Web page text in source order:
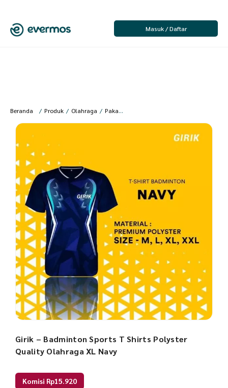
Masuk / Daftar
Beranda / Produk / Olahraga / Pakaian Olahraga
Girik – Badminton Sports T Shirts Polyster
Quality Olahraga XL Navy
Komisi Rp15.920